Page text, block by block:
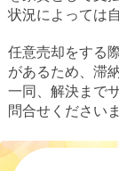
状況によっては
任意売却をする
があるため、滞
一同、解決まで
問合せくださいま